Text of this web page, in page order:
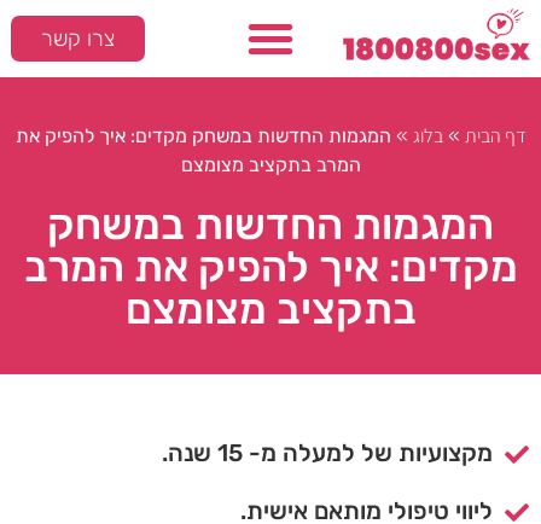
צרו קשר
דף הבית »בלוג » המגמות החדשות במשחק מקדים: איך להפיק את
המרב בתקציב מצומצם
המגמות החדשות במשחק
מקדים: איך להפיק את המרב
בתקציב מצומצם
מקצועיות של למעלה מ- 15 שנה.
ליווי טיפולי מותאם אישית.